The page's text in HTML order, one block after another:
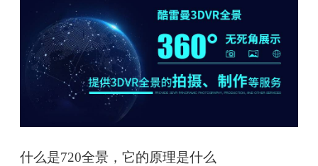
什么是720全景，它的原理是什么